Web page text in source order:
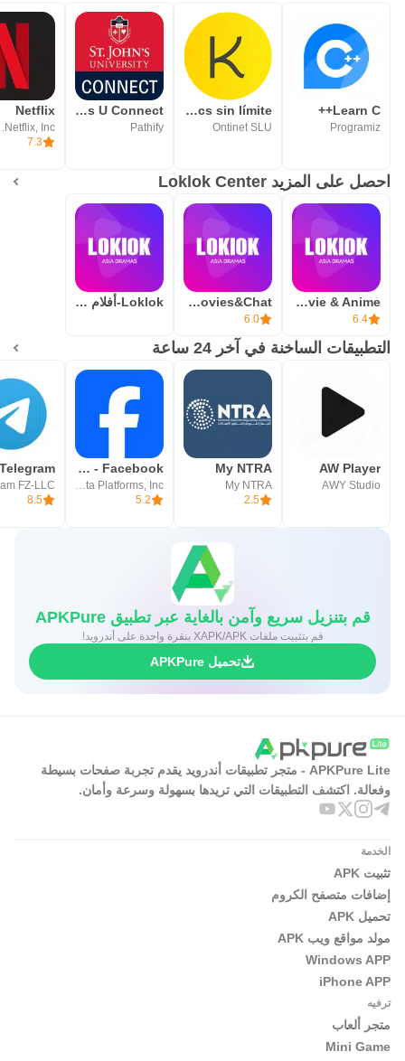
Learn C++
Programiz
KSUKI - Cómics sin límite
Ontinet SLU
St. John's U Connect
Pathify
Netflix
Netflix, Inc.
7.3
احصل على المزيد Loklok Center
Loklok - Drama, Movie & Anime
6.4
Loklok-Dramas&Movies&Chat
6.0
Loklok-أفلام ومسلسلات
التطبيقات الساخنة في آخر 24 ساعة
AW Player
AWY Studio
My NTRA
My NTRA
2.5
Facebook - فيسبوك
Meta Platforms, Inc.
5.2
Telegram
FZ-LLC
8.5
قم بتنزيل سريع وآمن بالغاية عبر تطبيق APKPure
قم بتثبيت ملفات XAPK/APK بنقرة واحدة على أندرويد!
تحميل APKPure
APKPure Lite - متجر تطبيقات أندرويد يقدم تجربة صفحات بسيطة
وفعالة. اكتشف التطبيقات التي تريدها بسهولة وسرعة وأمان.
الخدمة
تثبيت APK
إضافات متصفح الكروم
تحميل APK
مولد مواقع ويب APK
Windows APP
iPhone APP
ترفيه
متجر ألعاب
Mini Game